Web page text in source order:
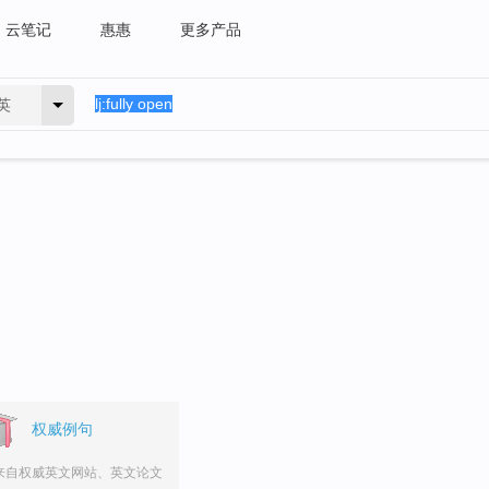
云笔记 惠惠 更多产品
权威例句
自权威英文网站、英文论文